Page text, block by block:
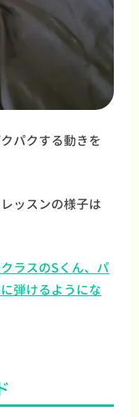
パクする動きを
ッスンの様子は
ラスのSくん、パ
弾けるようにな